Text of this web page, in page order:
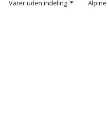
Varer uden indeling Alpine